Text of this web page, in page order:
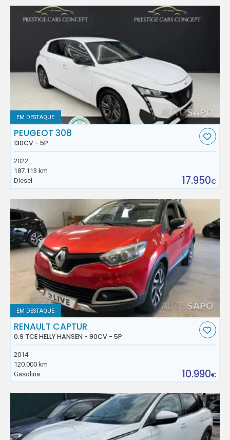
EM DESTAQUE
PEUGEOT 308
130CV - 5P
2022
187.113 km
Diesel
17.950€
EM DESTAQUE
RENAULT CAPTUR
0.9 TCE HELLY HANSEN - 90CV - 5P
2014
120.000 km
Gasolina
10.990€